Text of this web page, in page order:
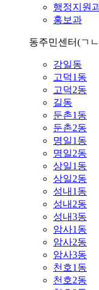
행정지원
홍보과
동주민센터(ㄱ
강일동
고덕1동
고덕2동
길동
둔촌1동
둔촌2동
명일1동
명일2동
상일1동
상일2동
성내1동
성내2동
성내3동
암사1동
암사2동
암사3동
천호1동
천호2동